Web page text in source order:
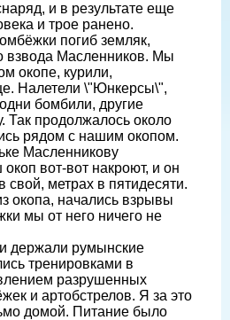
и в результате еще
и трое ранено.
погиб земляк,
взвода Масленников. Мы
окопе, курили,
Налетели \"Юнкерсы\",
бомбили, другие
Так продолжалось около
рядом с нашим окопом.
Масленникову
вот-вот накроют, и он
метрах в пятидесяти.
окопа, начались взрывы
мы от него ничего не
держали румынские
тренировками в
разрушенных
и артобстрелов. Я за это
домой. Питание было